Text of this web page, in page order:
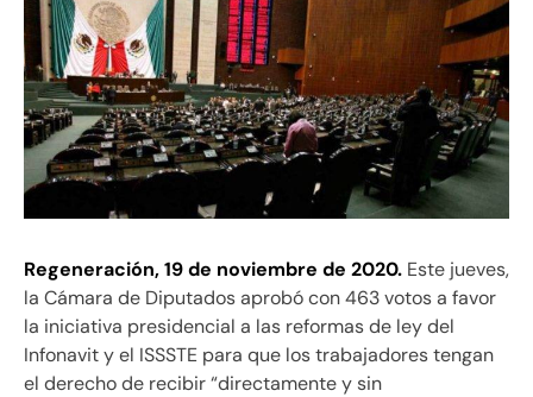
Regeneración, 19 de noviembre de 2020. Este jueves,
la Cámara de Diputados aprobó con 463 votos a favor
la iniciativa presidencial a las reformas de ley del
Infonavit y el ISSSTE para que los trabajadores tengan
el derecho de recibir “directamente y sin